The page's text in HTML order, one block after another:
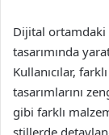
Dijital ortamdaki
tasarımında
Kullanıcılar,
tasarımlarını
gibi farklı
stillerde